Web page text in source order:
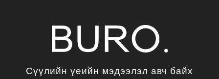
Сүүлийн үеийн мэдээлэл авч байх